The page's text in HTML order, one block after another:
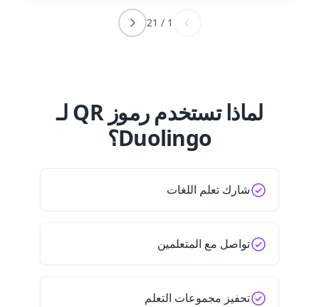
1
/
21
لماذا تستخدم رموز QR لـ
Duolingo؟
شارك تعلم اللغات
تواصل مع المتعلمين
تحفيز مجموعات التعلم